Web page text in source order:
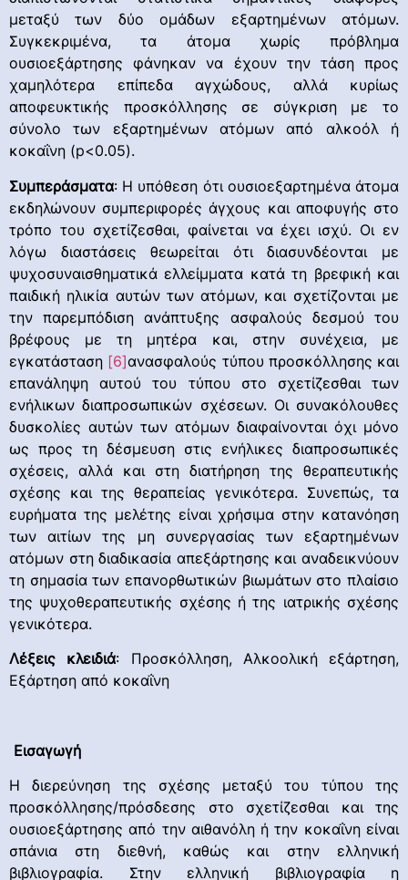
μεταξύ των δύο ομάδων εξαρτημένων ατόμων.
Συγκεκριμένα, τα άτομα χωρίς πρόβλημα
ουσιοεξάρτησης φάνηκαν να έχουν την τάση προς
χαμηλότερα επίπεδα αγχώδους, αλλά κυρίως
αποφευκτικής προσκόλλησης σε σύγκριση με το
σύνολο των εξαρτημένων ατόμων από αλκοόλ ή
κοκαΐνη (p<0.05).
Συμπεράσματα: Η υπόθεση ότι ουσιοεξαρτημένα άτομα
εκδηλώνουν συμπεριφορές άγχους και αποφυγής στο
τρόπο του σχετίζεσθαι, φαίνεται να έχει ισχύ. Οι εν
λόγω διαστάσεις θεωρείται ότι διασυνδέονται με
ψυχοσυναισθηματικά ελλείμματα κατά τη βρεφική και
παιδική ηλικία αυτών των ατόμων, και σχετίζονται με
την παρεμπόδιση ανάπτυξης ασφαλούς δεσμού του
βρέφους με τη μητέρα και, στην συνέχεια, με
εγκατάσταση [6]ανασφαλούς τύπου προσκόλλησης και
επανάληψη αυτού του τύπου στο σχετίζεσθαι των
ενήλικων διαπροσωπικών σχέσεων. Οι συνακόλουθες
δυσκολίες αυτών των ατόμων διαφαίνονται όχι μόνο
ως προς τη δέσμευση στις ενήλικες διαπροσωπικές
σχέσεις, αλλά και στη διατήρηση της θεραπευτικής
σχέσης και της θεραπείας γενικότερα. Συνεπώς, τα
ευρήματα της μελέτης είναι χρήσιμα στην κατανόηση
των αιτίων της μη συνεργασίας των εξαρτημένων
ατόμων στη διαδικασία απεξάρτησης και αναδεικνύουν
τη σημασία των επανορθωτικών βιωμάτων στο πλαίσιο
της ψυχοθεραπευτικής σχέσης ή της ιατρικής σχέσης
γενικότερα.
Λέξεις κλειδιά: Προσκόλληση, Αλκοολική εξάρτηση,
Εξάρτηση από κοκαΐνη
Εισαγωγή
Η διερεύνηση της σχέσης μεταξύ του τύπου της
προσκόλλησης/πρόσδεσης στο σχετίζεσθαι και της
ουσιοεξάρτησης από την αιθανόλη ή την κοκαΐνη είναι
σπάνια στη διεθνή, καθώς και στην ελληνική
βιβλιογραφία. Στην ελληνική βιβλιογραφία η